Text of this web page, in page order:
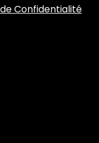
Confidentialité